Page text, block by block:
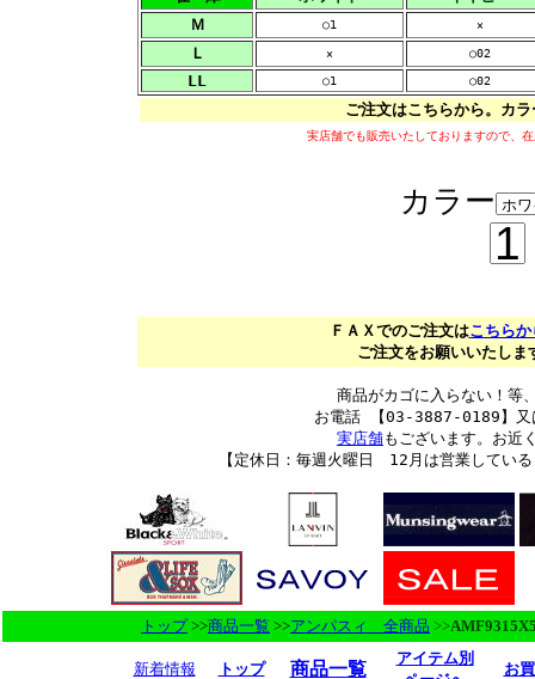
Ｍ
○1 ×
Ｌ × ○02
LL ○1 ○02
ご注文はこちらから。カ
実店舗でも販売いたしておりますので、
カラー
ＦＡＸでのご注文はこちらか
ご注文をお願いいた
商品がカゴに入らない！等
お電話 【03-3887-0189】又
実店舗もございます。お近
【定休日：毎週火曜日 12月は営業してい
トップ>>商品一覧 >>アンパスィ 全商品 >>
新着情報 トップ 商品一覧
アイテム別
お